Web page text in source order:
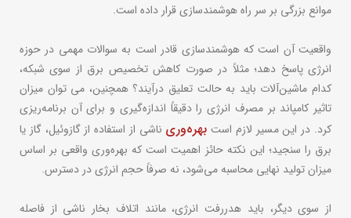
موانع بزرگی بر سر راه هوشمندسازی قرار داده است.
واقعیت آن است که هوشمندسازی قادر است به سوالات مهمی در حوزه
انرژی پاسخ دهد؛ مثلاً در صورت کاهش تخصیص برق از سوی شبکه،
کدام ماشین‌آلات باید به حالت تعلیق درآیند؟ همچنین، می توان میزان
تاثیر کامپاند بر مصرف انرژی را دقیقاً اندازه‌گیری و برای آن برنامه‌ریزی
کرد. در این مسیر لازم است بهره‌وری ناشی از استفاده از گازوئیل، گاز یا
برق را سنجید؛ این نکته حائز اهمیت است که بهره‌وری واقعی بر اساس
میزان تولید نهایی محاسبه می‌شود، نه صرفاً حجم انرژی در دسترس.
از سوی دیگر، باید هدررفت انرژی، مانند اتلاف بخار ناشی از فاصله